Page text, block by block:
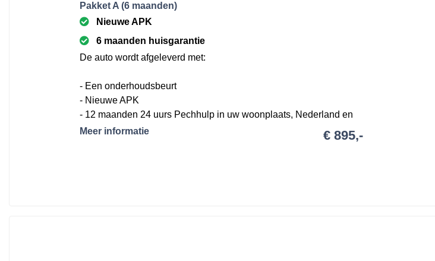
Pakket A (6 maanden)
Nieuwe APK
6 maanden huisgarantie
De auto wordt afgeleverd met:
- Een onderhoudsbeurt
- Nieuwe APK
- 12 maanden 24 uurs Pechhulp in uw woonplaats, Nederland en
Europa
Meer informatie € 895,-